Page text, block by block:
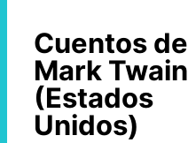
Cuentos de
Mark Twain
(Estados
Unidos)